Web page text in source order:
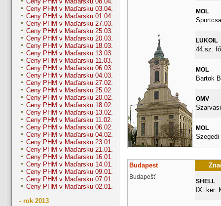
Ceny PHM v Maďarsku 03.04.
Ceny PHM v Maďarsku 01.04.
Ceny PHM v Maďarsku 27.03.
Ceny PHM v Maďarsku 25.03.
Ceny PHM v Maďarsku 20.03.
Ceny PHM v Maďarsku 18.03.
Ceny PHM v Maďarsku 13.03.
Ceny PHM v Maďarsku 11.03.
Ceny PHM v Maďarsku 06.03.
Ceny PHM v Maďarsku 04.03.
Ceny PHM v Maďarsku 27.02.
Ceny PHM v Maďarsku 25.02.
Ceny PHM v Maďarsku 20.02.
Ceny PHM v Maďarsku 18.02.
Ceny PHM v Maďarsku 13.02.
Ceny PHM v Maďarsku 11.02.
Ceny PHM v Maďarsku 06.02.
Ceny PHM v Maďarsku 04.02.
Ceny PHM v Maďarsku 23.01.
Ceny PHM v Maďarsku 21.01.
Ceny PHM v Maďarsku 16.01.
Ceny PHM v Maďarsku 14.01.
Ceny PHM v Maďarsku 09.01.
Ceny PHM v Maďarsku 07.01.
Ceny PHM v Maďarsku 02.01.
- rok 2013
MOL
LUKOIL
44.sz.
MOL
Bartok
OMV
MOL
Szegedi
Budapest
Budapešť
SHELL
IX. ker.